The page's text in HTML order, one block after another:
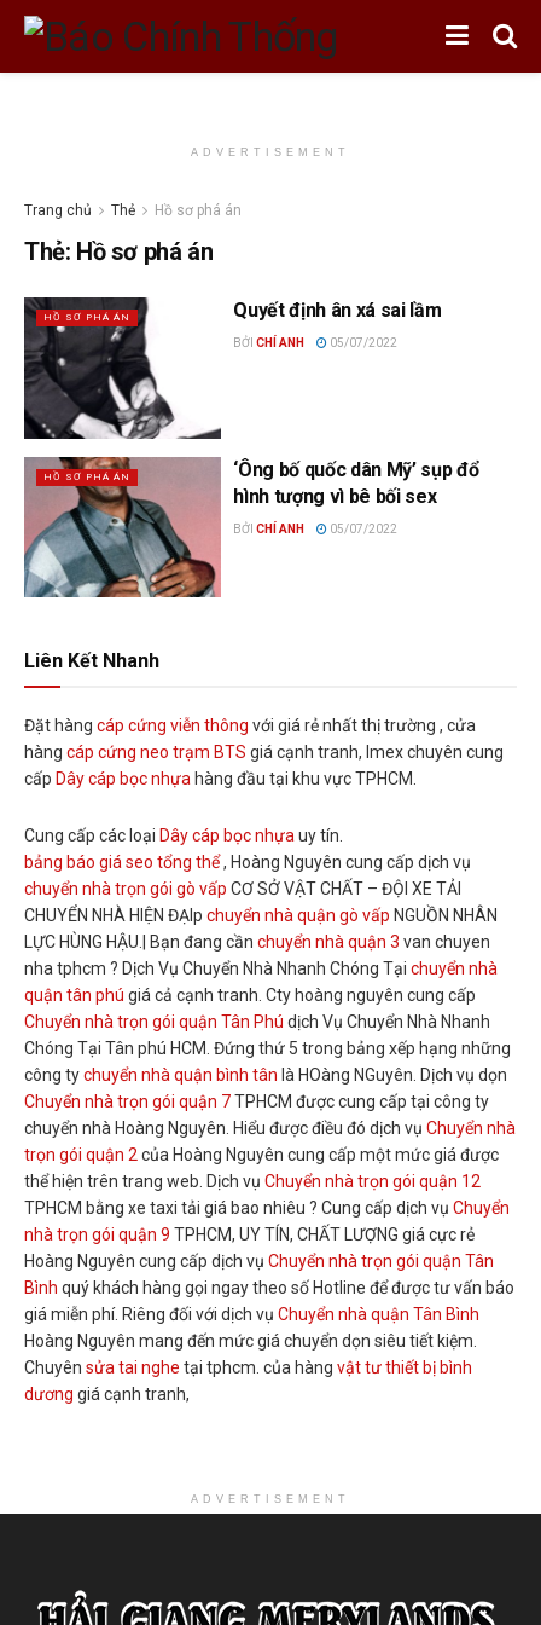
ADVERTISEMENT
Trang chủ Thẻ Hồ sơ phá án
Thẻ: Hồ sơ phá án
HỒ SƠ PHÁ ÁN Quyết định ân xá sai lầm
BỞI CHÍ ANH 05/07/2022
HỒ SƠ PHÁ ÁN
‘Ông bố quốc dân Mỹ’ sụp đổ
hình tượng vì bê bối sex
BỞI CHÍ ANH 05/07/2022
Liên Kết Nhanh
Đặt hàng cáp cứng viễn thông với giá rẻ nhất thị trường , cửa
hàng cáp cứng neo trạm BTS giá cạnh tranh, Imex chuyên cung
cấp Dây cáp bọc nhựa hàng đầu tại khu vực TPHCM.
Cung cấp các loại Dây cáp bọc nhựa uy tín.
bảng báo giá seo tổng thể, Hoàng Nguyên cung cấp dịch vụ
chuyển nhà trọn gói gò vấp CƠ SỞ VẬT CHẤT – ĐỘI XE TẢI
CHUYỂN NHÀ HIỆN ĐẠIp chuyển nhà quận gò vấp NGUỒN NHÂN
LỰC HÙNG HẬU.| Bạn đang cần chuyển nhà quận 3 van chuyen
nha tphcm ? Dịch Vụ Chuyển Nhà Nhanh Chóng Tại chuyển nhà
quận tân phú giá cả cạnh tranh. Cty hoàng nguyên cung cấp
Chuyển nhà trọn gói quận Tân Phú dịch Vụ Chuyển Nhà Nhanh
Chóng Tại Tân phú HCM. Đứng thứ 5 trong bảng xếp hạng những
công tychuyển nhà quận bình tân là HOàng NGuyên. Dịch vụ dọn
Chuyển nhà trọn gói quận 7TPHCM được cung cấp tại công ty
chuyển nhà Hoàng Nguyên. Hiểu được điều đó dịch vụ Chuyển nhà
trọn gói quận 2 của Hoàng Nguyên cung cấp một mức giá được
thể hiện trên trang web. Dịch vụ Chuyển nhà trọn gói quận 12
TPHCM bằng xe taxi tải giá bao nhiêu ? Cung cấp dịch vụ Chuyển
nhà trọn gói quận 9 TPHCM, UY TÍN, CHẤT LƯỢNG giá cực rẻ
Hoàng Nguyên cung cấp dịch vụ Chuyển nhà trọn gói quận Tân
Bình quý khách hàng gọi ngay theo số Hotline để được tư vấn báo
giá miễn phí. Riêng đối với dịch vụ Chuyển nhà quận Tân Bình
Hoàng Nguyên mang đến mức giá chuyển dọn siêu tiết kiệm.
Chuyên sửa tai nghe tại tphcm. của hàng vật tư thiết bị bình
dương giá cạnh tranh,
ADVERTISEMENT